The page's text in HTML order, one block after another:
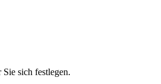
sich festlegen.